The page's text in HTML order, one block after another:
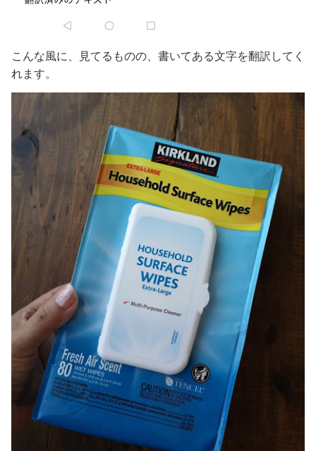
こんな風に、見てるものの、書いてある文字を翻訳してく
れます。